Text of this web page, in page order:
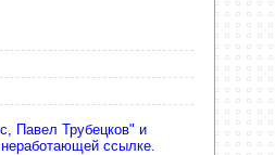
Павел Трубецков" и
ссылке.